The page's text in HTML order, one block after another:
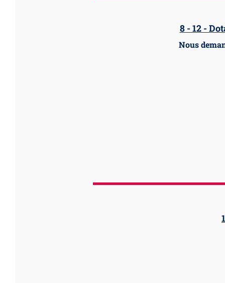
8 - 12 -
Nous